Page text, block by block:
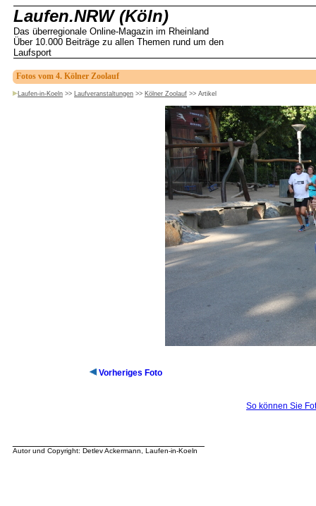
Laufen.NRW (Köln)
Das überregionale Online-Magazin im Rheinland
Über 10.000 Beiträge zu allen Themen rund um den
Laufsport
Fotos vom 4. Kölner Zoolauf
Laufen-in-Koeln >> Laufveranstaltungen >> Kölner Zoolauf >> Artikel
Vorheriges Foto
So können Sie
Autor und Copyright: Detlev Ackermann, Laufen-in-Koeln